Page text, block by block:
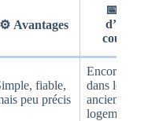
⚙️ Avantages
📅
d’usage
courante
fiable,
peu précis
Encore
dans les
anciens
logements